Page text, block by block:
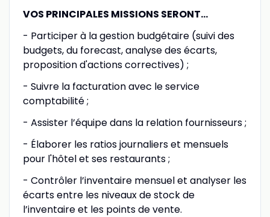
VOS PRINCIPALES MISSIONS SERONT…
- Participer à la gestion budgétaire (suivi des
budgets, du forecast, analyse des écarts,
proposition d'actions correctives) ;
- Suivre la facturation avec le service
comptabilité ;
- Assister l’équipe dans la relation fournisseurs ;
- Élaborer les ratios journaliers et mensuels
pour l'hôtel et ses restaurants ;
- Contrôler l’inventaire mensuel et analyser les
écarts entre les niveaux de stock de
l’inventaire et les points de vente.